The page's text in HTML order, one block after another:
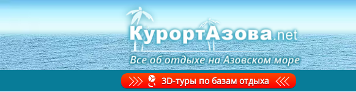
3D-туры по базам отдыха